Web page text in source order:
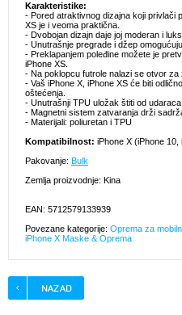
Karakteristike:
- Pored atraktivnog dizajna koji privlači
XS je i veoma praktična.
- Dvobojan dizajn daje joj moderan i
- Unutrašnje pregrade i džep
- Preklapanjem poleđine možete je
iPhone XS.
- Na poklopcu futrole nalazi se otvor za
- Vaš iPhone X, iPhone XS će biti
oštećenja.
- Unutrašnji TPU uložak štiti od udaraca
- Magnetni sistem zatvaranja drži
- Materijali: poliuretan i TPU
Kompatibilnost: iPhone X (iPhone 10,
Pakovanje: Bulk
Zemlja proizvodnje: Kina
EAN: 5712579133939
Povezane kategorije: Oprema za
iPhone X Maske & Oprema